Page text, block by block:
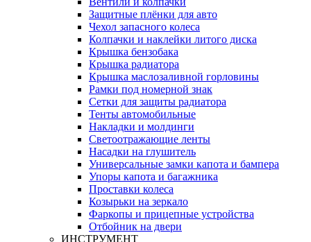
Защитные плёнки для авто
Чехол запасного колеса
Колпачки и наклейки литого диска
Крышка бензобака
Крышка радиатора
Крышка маслозаливной горловины
Рамки под номерной знак
Сетки для защиты радиатора
Тенты автомобильные
Накладки и молдинги
Светоотражающие ленты
Насадки на глушитель
Универсальные замки капота и бампера
Упоры капота и багажника
Проставки колеса
Козырьки на зеркало
Фаркопы и прицепные устройства
Отбойник на двери
ИНСТРУМЕНТ